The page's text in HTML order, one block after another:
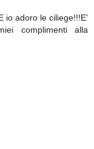
io adoro le ciliege!!!E'
complimenti alla